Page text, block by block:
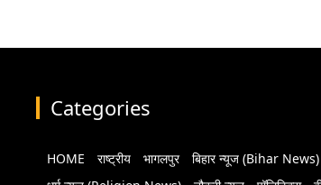
Categories
HOME राष्ट्रीय भागलपुर बिहार न्यूज (Bihar News)